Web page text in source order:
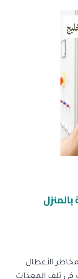
مخاطر الأعطال
في تلف المعدات